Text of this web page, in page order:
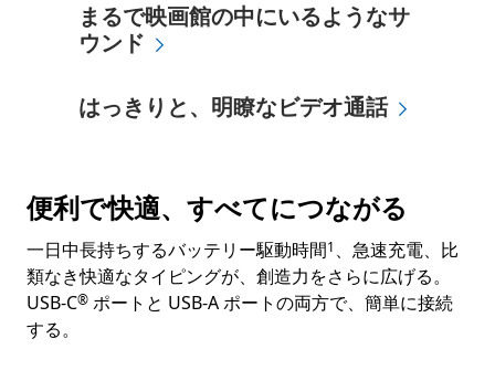
まるで映画館の中にいるようなサ
ウンド
はっきりと、明瞭なビデオ通話
便利で快適、すべてにつながる
一日中長持ちするバッテリー駆動時間1 、急速充電、比
類なき快適なタイピングが、創造力をさらに広げる。
USB-C
Footnote
® ポートと USB-A ポートの両方で、簡単に接続
する。